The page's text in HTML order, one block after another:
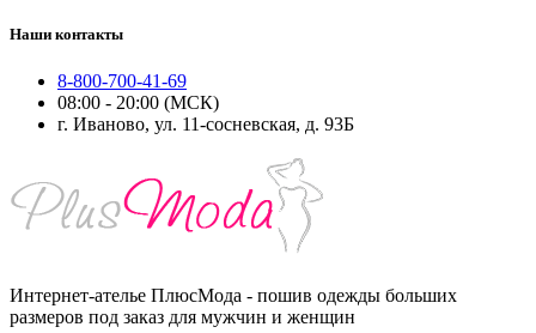
Наши контакты
8-800-700-41-69
08:00 - 20:00 (МСК)
г. Иваново, ул. 11-сосневская, д. 93Б
Интернет-ателье ПлюсМода - пошив одежды больших
размеров под заказ для мужчин и женщин